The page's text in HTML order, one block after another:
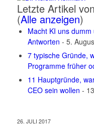
Letzte Artikel
(Alle anzeigen)
Macht KI uns
Antworten - 5.
7 typische Gründe,
Programme früher
11 Hauptgründe,
CEO sein wollen -
26. JULI 2017